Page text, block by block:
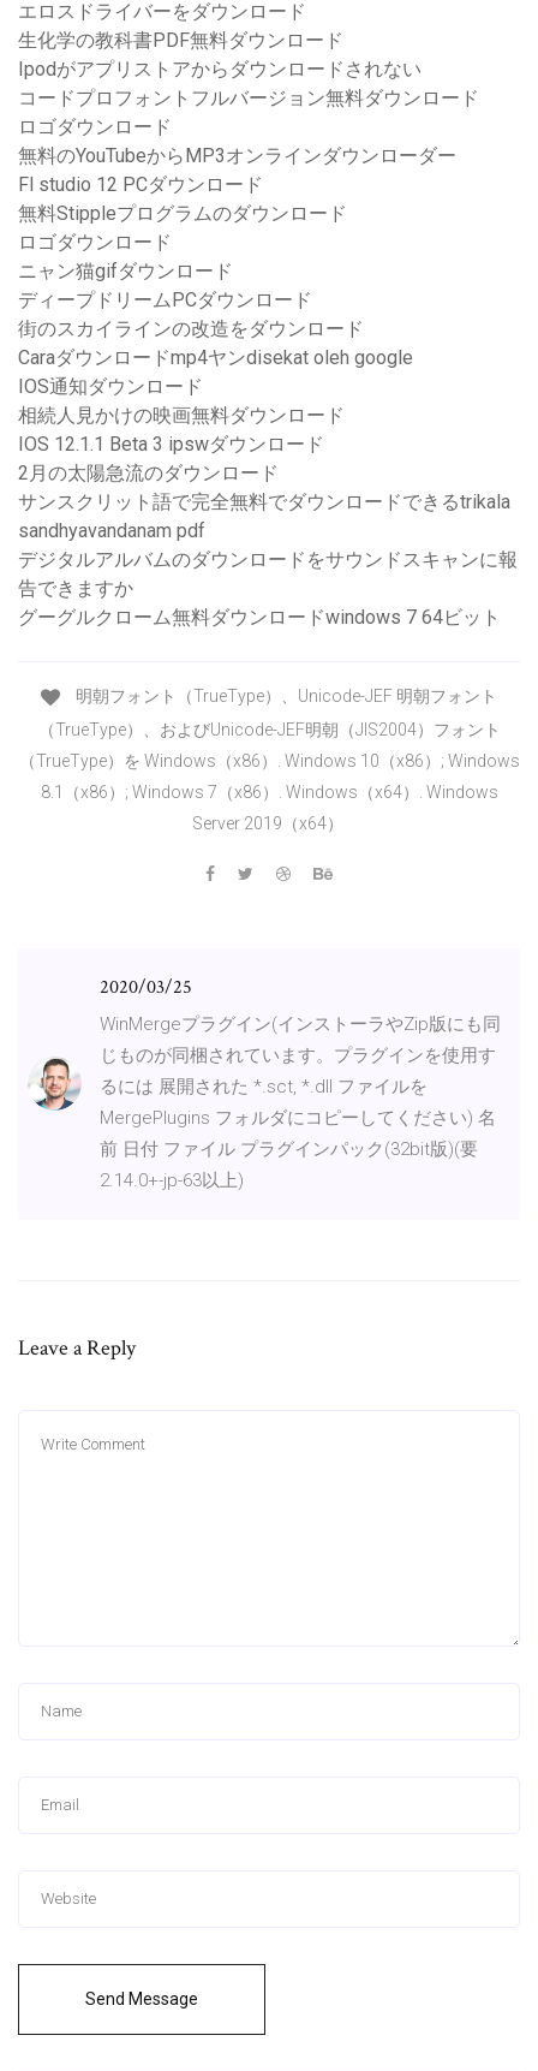
エロスドライバーをダウンロード
生化学の教科書PDF無料ダウンロード
Ipodがアプリストアからダウンロードされない
コードプロフォントフルバージョン無料ダウンロード
ロゴダウンロード
無料のYouTubeからMP3オンラインダウンローダー
Fl studio 12 PCダウンロード
無料Stippleプログラムのダウンロード
ロゴダウンロード
ニャン猫gifダウンロード
ディープドリームPCダウンロード
街のスカイラインの改造をダウンロード
Caraダウンロードmp4ヤンdisekat oleh google
IOS通知ダウンロード
相続人見かけの映画無料ダウンロード
IOS 12.1.1 Beta 3 ipswダウンロード
2月の太陽急流のダウンロード
サンスクリット語で完全無料でダウンロードできるtrikala
sandhyavandanam pdf
デジタルアルバムのダウンロードをサウンドスキャンに報
告できますか
グーグルクローム無料ダウンロードwindows 7 64ビット
明朝フォント（TrueType）、Unicode-JEF 明朝フォント
（TrueType）、およびUnicode-JEF明朝（JIS2004）フォント
（TrueType）を Windows（x86）. Windows 10（x86）; Windows
8.1（x86）; Windows 7（x86）. Windows（x64）. Windows
Server 2019（x64）
2020/03/25
WinMergeプラグイン(インストーラやZip版にも同
じものが同梱されています。プラグインを使用す
るには 展開された *.sct, *.dll ファイルを
MergePlugins フォルダにコピーしてください) 名
前 日付 ファイル プラグインパック(32bit版)(要
2.14.0+-jp-63以上)
Leave a Reply
Send Message